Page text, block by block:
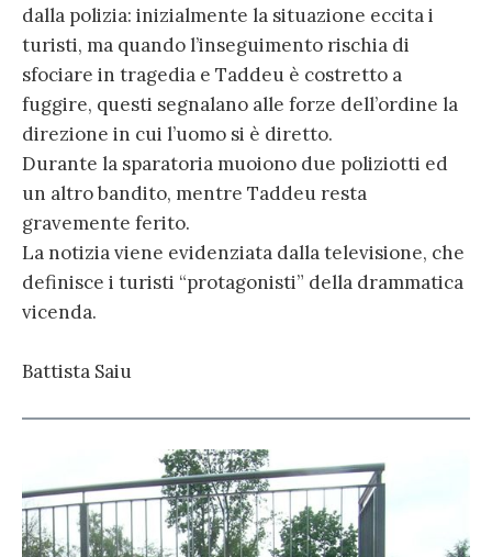
dalla polizia: inizialmente la situazione eccita i
turisti, ma quando l’inseguimento rischia di
sfociare in tragedia e Taddeu è costretto a
fuggire, questi segnalano alle forze dell’ordine la
direzione in cui l’uomo si è diretto.
Durante la sparatoria muoiono due poliziotti ed
un altro bandito, mentre Taddeu resta
gravemente ferito.
La notizia viene evidenziata dalla televisione, che
definisce i turisti “protagonisti” della drammatica
vicenda.
Battista Saiu